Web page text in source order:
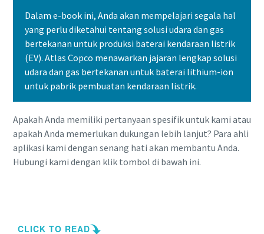
Dalam e-book ini, Anda akan mempelajari segala hal
yang perlu diketahui tentang solusi udara dan gas
bertekanan untuk produksi baterai kendaraan listrik
(EV). Atlas Copco menawarkan jajaran lengkap solusi
udara dan gas bertekanan untuk baterai lithium-ion
untuk pabrik pembuatan kendaraan listrik.
Apakah Anda memiliki pertanyaan spesifik untuk kami atau
apakah Anda memerlukan dukungan lebih lanjut? Para ahli
aplikasi kami dengan senang hati akan membantu Anda.
Hubungi kami dengan klik tombol di bawah ini.